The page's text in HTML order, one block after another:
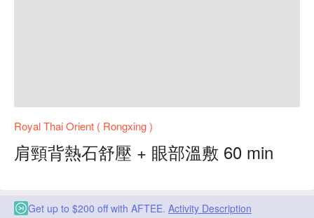
Royal Thai Orient ( Rongxing )
肩頸背熱石舒壓 + 眼部溫敷 60 min
Get up to $200 off with AFTEE. Activity Description